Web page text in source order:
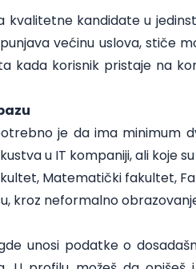
kvalitetne kandidate u
većinu uslova, stiče
kada korisnik pristaje na
je da ima minimum
u IT kompaniji, ali koje
Matematički fakultet,
kroz neformalno
unosi podatke o